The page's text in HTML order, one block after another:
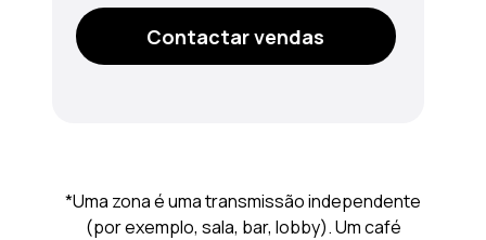
*Uma zona é uma transmissão independente
(por exemplo, sala, bar, lobby). Um café
Contactar vendas